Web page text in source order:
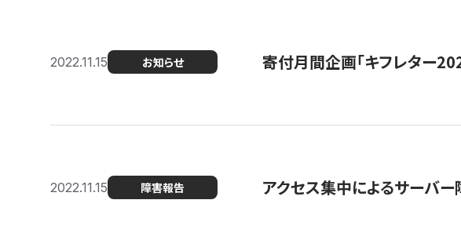
2022.11.15 お知らせ 寄付月間企画「キフレター
2022.11.15 障害報告 アクセス集中によるサーバ